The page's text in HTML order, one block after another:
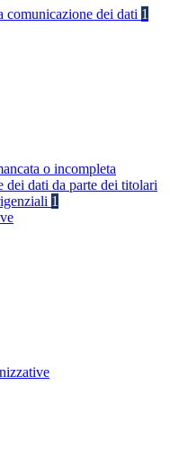
comunicazione dei dati 1
o incompleta
dei dati da parte dei titolari
1